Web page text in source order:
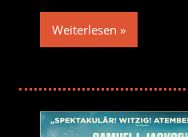
Weiterlesen